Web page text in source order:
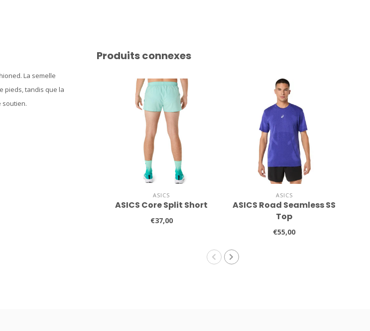
La semelle
pieds, tandis que la
soutien.
Produits connexes
ASICS
ASICS Core Split Short
€37,00
ASICS
ASICS Road Seamless SS
Top
€55,00